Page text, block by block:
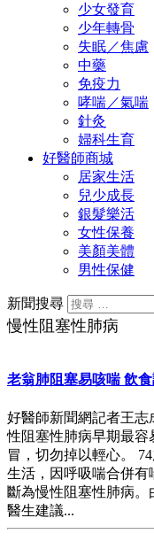
少女發育
少年轉骨
失眠／焦慮
中藥
免疫力
哮喘／氣喘
針灸
婦科生育
好醫師商城
居家生活
兒少成長
銀髮樂活
女性保養
美顏美體
男性保健
新聞搜尋
慢性阻塞性肺病
老翁肺阻塞易咳喘 飲
好醫師新聞網記者王志
性阻塞性肺病早期最
冒，切勿掉以輕心。
生活，因呼吸喘合併
斷為慢性阻塞性肺病
醫生建議...